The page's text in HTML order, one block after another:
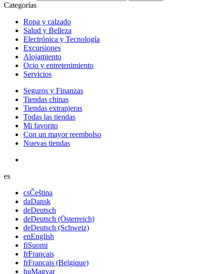
Categorías
Ropa y calzado
Salud y Belleza
Electrónica y Tecnología
Excursiones
Alojamiento
Ocio y entretenimiento
Servicios
Seguros y Finanzas
Tiendas chinas
Tiendas extranjeras
Todas las tiendas
Mi favorito
Con un mayor reembolso
Nuevas tiendas
es
csČeština
daDansk
deDeutsch
deDeutsch (Österreich)
deDeutsch (Schweiz)
enEnglish
fiSuomi
frFrançais
frFrançais (Belgique)
huMagyar